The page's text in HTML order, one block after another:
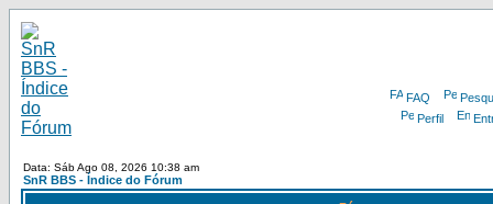
FAQ
Perfil
Data: Sáb Ago 08, 2026 10:38 am
SnR BBS - Índice do Fórum